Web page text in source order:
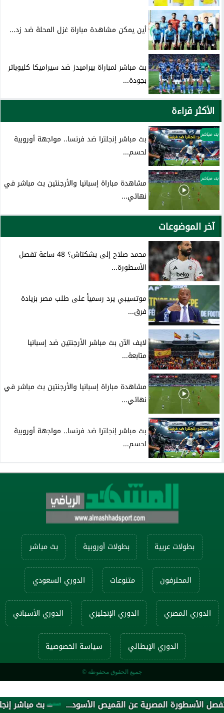
بث مباشر
أين يمكن مشاهدة مباراة غزل المحلة ضد زد...
بث مباشر لمباراة بيراميدز ضد سيراميكا كليوباتر
بجودة...
الأكثر قراءة
بث مباشر
بث مباشر إنجلترا ضد فرنسا.. مواجهة أوروبية
لحسم...
بث مباشر
مشاهدة مباراة إسبانيا والأرجنتين بث مباشر في
نهائي...
آخر الموضوعات
محمد صلاح إلى بشكتاش؟ 48 ساعة تفصل
الأسطورة...
موتسيبي يرد رسمياً على طلب مصر بزيادة
فرق...
لايف الآن بث مباشر الأرجنتين ضد إسبانيا
متابعة...
مشاهدة مباراة إسبانيا والأرجنتين بث مباشر في
نهائي...
بث مباشر إنجلترا ضد فرنسا.. مواجهة أوروبية
لحسم...
بطولات عربية بطولات أوروبية بث مباشر
المحترفون متنوعات الدوري السعودي
الدوري المصري الدوري الإنجليزي الدوري الأسباني
الدوري الإيطالي سياسة الخصوصية
جميع الحقوق محفوظة ©